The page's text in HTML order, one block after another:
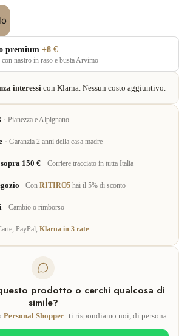
premium +8 €
con nastro in raso e busta Arvimo
interessi con Klarna. Nessun costo aggiuntivo.
Pianezza e Alpignano
Garanzia 2 anni della casa madre
150 € Corriere tracciato in tutta Italia
Con RITIRO5 hai il 5% di sconto
Cambio o rimborso
PayPal, Klarna in 3 rate
prodotto o cerchi qualcosa di
simile?
Personal Shopper: ti rispondiamo noi, di persona.